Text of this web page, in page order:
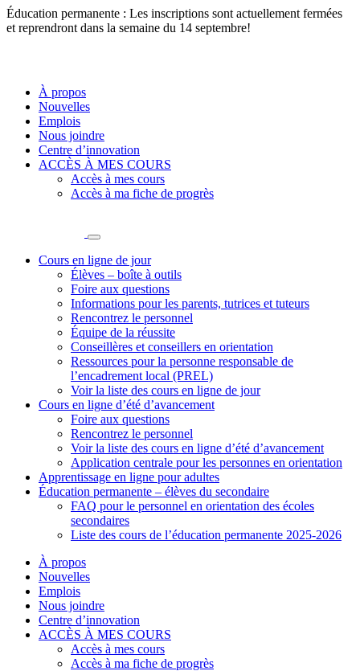
Éducation permanente : Les inscriptions sont actuellement fermées
et reprendront dans la semaine du 14 septembre!
À propos
Nouvelles
Emplois
Nous joindre
Centre d’innovation
ACCÈS À MES COURS
Accès à mes cours
Accès à ma fiche de progrès
Cours en ligne de jour
Élèves – boîte à outils
Foire aux questions
Informations pour les parents, tutrices et tuteurs
Rencontrez le personnel
Équipe de la réussite
Conseillères et conseillers en orientation
Ressources pour la personne responsable de
l’encadrement local (PREL)
Voir la liste des cours en ligne de jour
Cours en ligne d’été d’avancement
Foire aux questions
Rencontrez le personnel
Voir la liste des cours en ligne d’été d’avancement
Application centrale pour les personnes en orientation
Apprentissage en ligne pour adultes
Éducation permanente – élèves du secondaire
FAQ pour le personnel en orientation des écoles
secondaires
Liste des cours de l’éducation permanente 2025-2026
À propos
Nouvelles
Emplois
Nous joindre
Centre d’innovation
ACCÈS À MES COURS
Accès à mes cours
Accès à ma fiche de progrès